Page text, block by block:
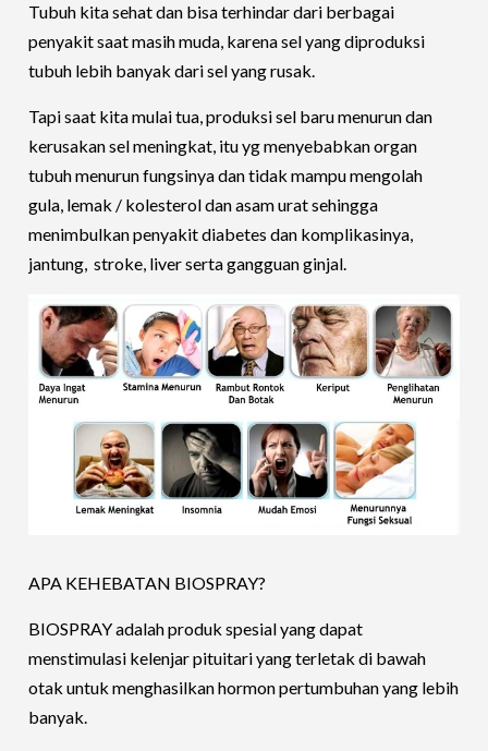
Tubuh kita sehat dan bisa terhindar dari berbagai
penyakit saat masih muda, karena sel yang diproduksi
tubuh lebih banyak dari sel yang rusak.
Tapi saat kita mulai tua, produksi sel baru menurun dan
kerusakan sel meningkat, itu yg menyebabkan organ
tubuh menurun fungsinya dan tidak mampu mengolah
gula, lemak / kolesterol dan asam urat sehingga
menimbulkan penyakit diabetes dan komplikasinya,
jantung, stroke, liver serta gangguan ginjal.
APA KEHEBATAN BIOSPRAY?
BIOSPRAY adalah produk spesial yang dapat
menstimulasi kelenjar pituitari yang terletak di bawah
otak untuk menghasilkan hormon pertumbuhan yang lebih
banyak.